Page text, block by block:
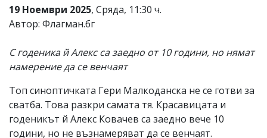
от
читателите
и
не
носи
отговорност
тях!
Ако
обиден
за
19 Ноември 2025, Сряда, 11:30 ч.
Автор: Флагман.бг
С годеника й Алекс са заедно от 10 години, но нямат
намерение да се венчаят
Топ синоптичката Гери Малкоданска не се готви за
сватба. Това разкри самата тя. Красавицата и
годеникът й Алекс Ковачев са заедно вече 10
години, но не възнамеряват да се венчаят.